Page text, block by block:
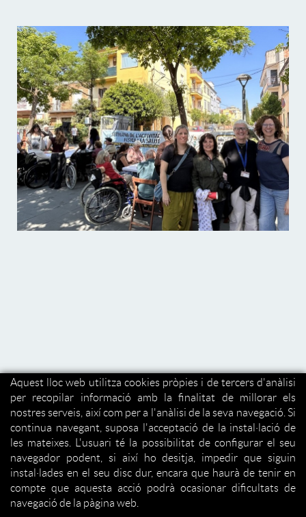
Aquest lloc web utilitza cookies pròpies i de tercers d'anàlisi
per recopilar informació amb la finalitat de millorar els
nostres serveis, així com per a l'anàlisi de la seva navegació. Si
continua navegant, suposa l'acceptació de la instal·lació de
les mateixes. L'usuari té la possibilitat de configurar el seu
navegador podent, si així ho desitja, impedir que siguin
instal·lades en el seu disc dur, encara que haurà de tenir en
compte que aquesta acció podrà ocasionar dificultats de
navegació de la pàgina web.